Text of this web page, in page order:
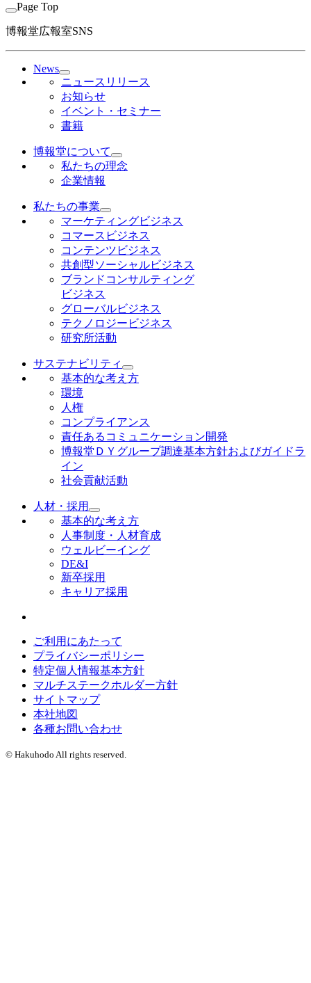
Page Top
博報堂広報室SNS
News
ニュースリリース
お知らせ
イベント・セミナー
書籍
博報堂について
私たちの理念
企業情報
私たちの事業
マーケティングビジネス
コマースビジネス
コンテンツビジネス
共創型ソーシャルビジネス
ブランドコンサルティング
ビジネス
グローバルビジネス
テクノロジービジネス
研究所活動
サステナビリティ
基本的な考え方
環境
人権
コンプライアンス
責任あるコミュニケーション開発
博報堂ＤＹグループ調達基本方針およびガイドラ
イン
社会貢献活動
人材・採用
基本的な考え方
人事制度・人材育成
ウェルビーイング
DE&I
新卒採用
キャリア採用
ご利用にあたって
プライバシーポリシー
特定個人情報基本方針
マルチステークホルダー方針
サイトマップ
本社地図
各種お問い合わせ
© Hakuhodo All rights reserved.